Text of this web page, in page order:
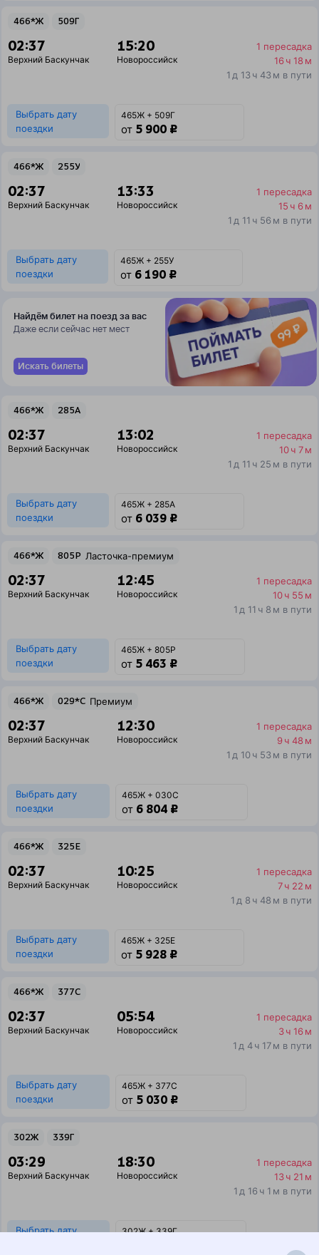
466*Ж 509Г
02:37
Верхний Баскунчак
15:20
Новороссийск
1 пересадка
16 ч 18 м
1 д 13 ч 43 м в пути
Выбрать дату
поездки
465Ж + 509Г
от 5 900 ₽
466*Ж 255У
02:37
Верхний Баскунчак
13:33
Новороссийск
1 пересадка
15 ч 6 м
1 д 11 ч 56 м в пути
Выбрать дату
поездки
465Ж + 255У
от 6 190 ₽
Найдём билет на поезд за вас
Даже если сейчас нет мест
Искать билеты
466*Ж 285А
02:37
Верхний Баскунчак
13:02
Новороссийск
1 пересадка
10 ч 7 м
1 д 11 ч 25 м в пути
Выбрать дату
поездки
465Ж + 285А
от 6 039 ₽
466*Ж 805Р Ласточка-премиум
02:37
Верхний Баскунчак
12:45
Новороссийск
1 пересадка
10 ч 55 м
1 д 11 ч 8 м в пути
Выбрать дату
поездки
465Ж + 805Р
от 5 463 ₽
466*Ж 029*С Премиум
02:37
Верхний Баскунчак
12:30
Новороссийск
1 пересадка
9 ч 48 м
1 д 10 ч 53 м в пути
Выбрать дату
поездки
465Ж + 030С
от 6 804 ₽
466*Ж 325Е
02:37
Верхний Баскунчак
10:25
Новороссийск
1 пересадка
7 ч 22 м
1 д 8 ч 48 м в пути
Выбрать дату
поездки
465Ж + 325Е
от 5 928 ₽
466*Ж 377С
02:37
Верхний Баскунчак
05:54
Новороссийск
1 пересадка
3 ч 16 м
1 д 4 ч 17 м в пути
Выбрать дату
поездки
465Ж + 377С
от 5 030 ₽
302Ж 339Г
03:29
Верхний Баскунчак
18:30
Новороссийск
1 пересадка
13 ч 21 м
1 д 16 ч 1 м в пути
Выбрать дату
302Ж + 339Г